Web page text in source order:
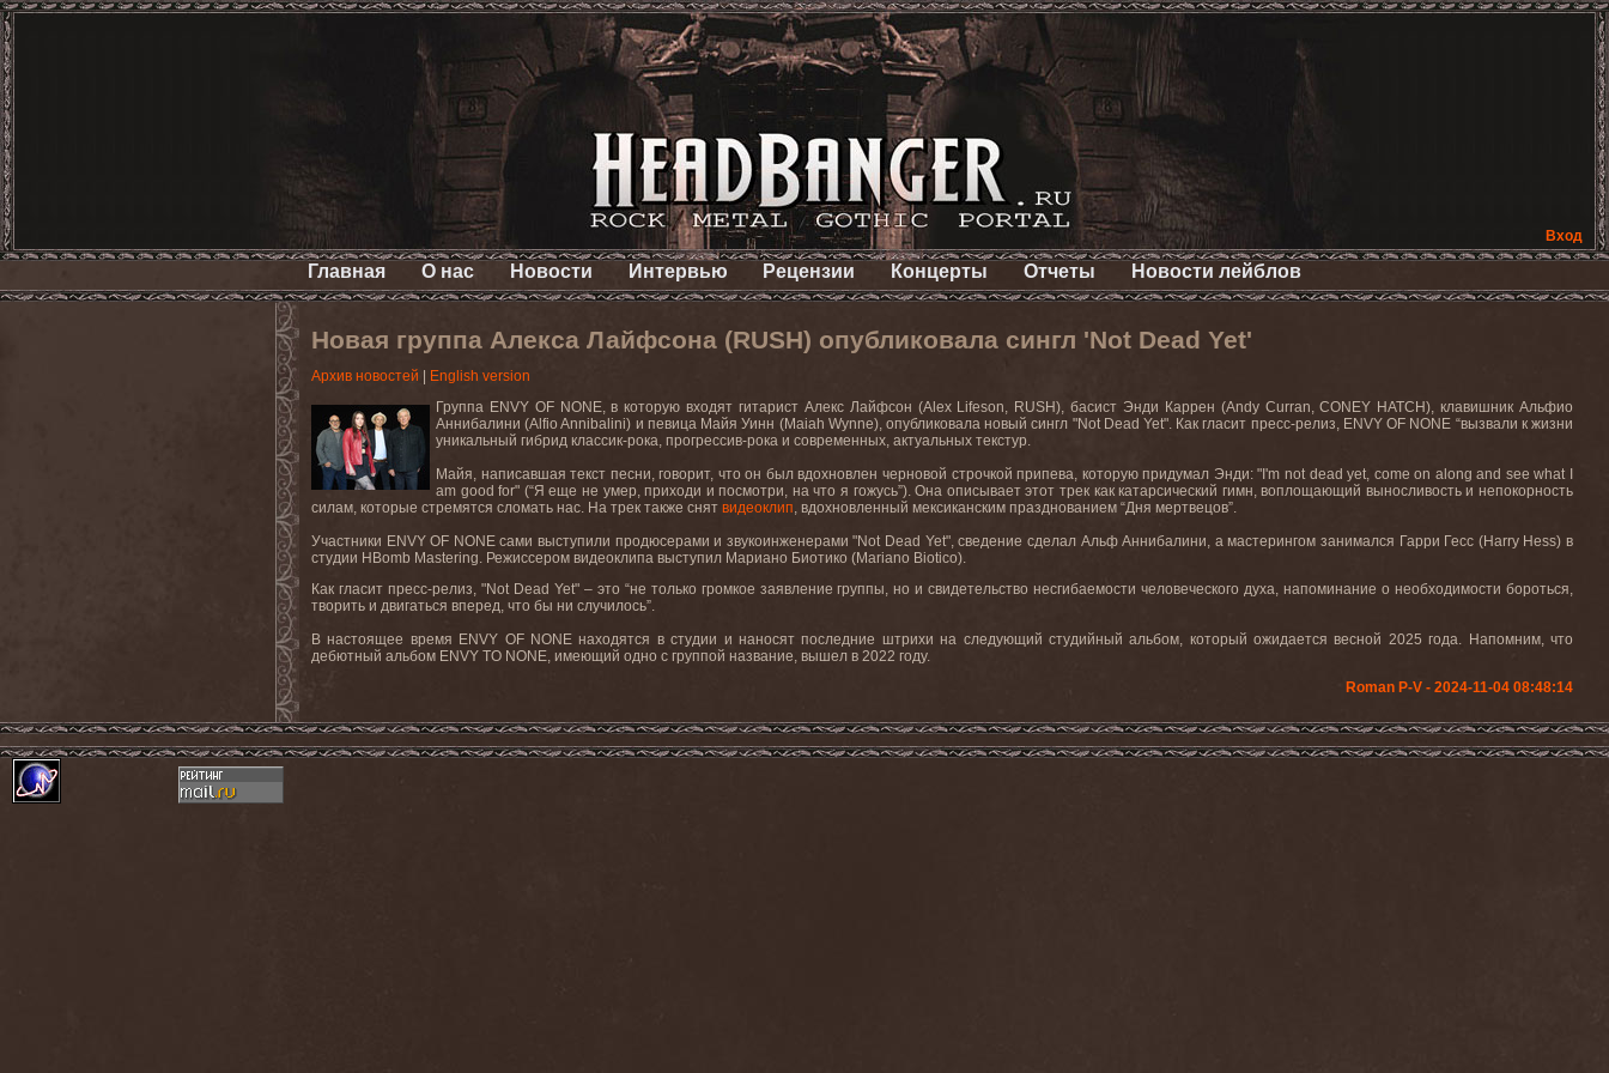
Вход
Главная О нас Новости Интервью Рецензии Концерты Отчеты Новости лейблов
Новая группа Алекса Лайфсона (RUSH) опубликовала сингл 'Not Dead Yet'
Архив новостей
English version
Группа ENVY OF NONE, в которую входят гитарист Алекс Лайфсон (Alex Lifeson, RUSH), басист Энди Каррен (Andy Curran, CONEY HATCH), клавишник Альфио
Аннибалини (Alfio Annibalini) и певица Майя Уинн (Maiah Wynne), опубликовала новый сингл "Not Dead Yet". Как гласит пресс-релиз, ENVY OF NONE “вызвали к жизни
уникальный гибрид классик-рока, прогрессив-рока и современных, актуальных текстур.
Майя, написавшая текст песни, говорит, что он был вдохновлен черновой строчкой припева, которую придумал Энди: " I'm not dead yet, come on along and see what
am good for" (“Я еще не умер, приходи и посмотри, на что я гожусь”). Она описывает этот трек как катарсический гимн, воплощающий выносливость и непокорность
силам, которые стремятся сломать нас. На трек также снят видеоклип, вдохновленный мексиканским празднованием “Дня мертвецов”.
Участники ENVY OF NONEсами выступили продюсерами и звукоинженерами "Not Dead Yet", сведение сделал Альф Аннибалини, а мастерингом занимался Гарри Гесс (Harry Hess) в
студии HBomb Mastering. Режиссером видеоклипа выступил Мариано Биотико (Mariano Biotico).
Как гласит пресс-релиз, "Not Dead Yet" – это “не только громкое заявление группы, но и свидетельство несгибаемости человеческого духа, напоминание о необходимости бороться,
творить и двигаться вперед, что бы ни случилось”.
В настоящее время ENVY OF NONE находятся в студии и наносят последние штрихи на следующий студийный альбом, который ожидается весной 2025 года. Напомним, что
дебютный альбом ENVY TO NONE, имеющий одно с группой название, вышел в 2022 году.
Roman P-V - 2024-11-04 08:48:14